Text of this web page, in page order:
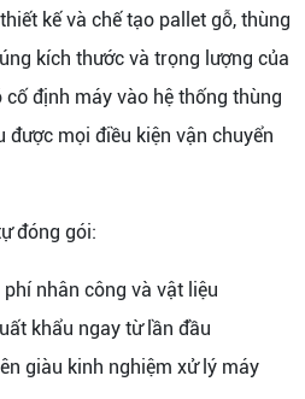
kế và chế tạo pallet gỗ, thùng
kích thước và trọng lượng của
định máy vào hệ thống thùng
được mọi điều kiện vận chuyển
đóng gói:
nhân công và vật liệu
khẩu ngay từ lần đầu
giàu kinh nghiệm xử lý máy